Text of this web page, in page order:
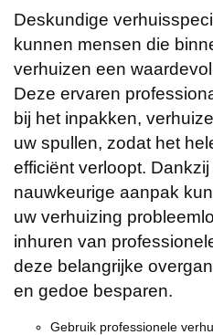
Deskundige
kunnen mensen die
verhuizen een
Deze ervaren
bij het inpakken,
uw spullen, zodat het
efficiënt verloopt.
nauwkeurige aanpak
uw verhuizing
inhuren van
deze belangrijke
en gedoe besparen.
Gebruik professionele